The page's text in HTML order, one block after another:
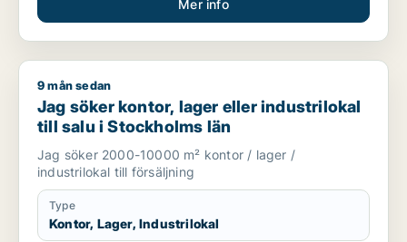
Mer info
Jag söker kontor, lager eller industrilokal till salu i
9 mån sedan
Jag söker kontor, lager eller industrilokal
till salu i Stockholms län
Jag söker 2000-10000 m² kontor / lager /
industrilokal till försäljning
Type
Kontor, Lager, Industrilokal